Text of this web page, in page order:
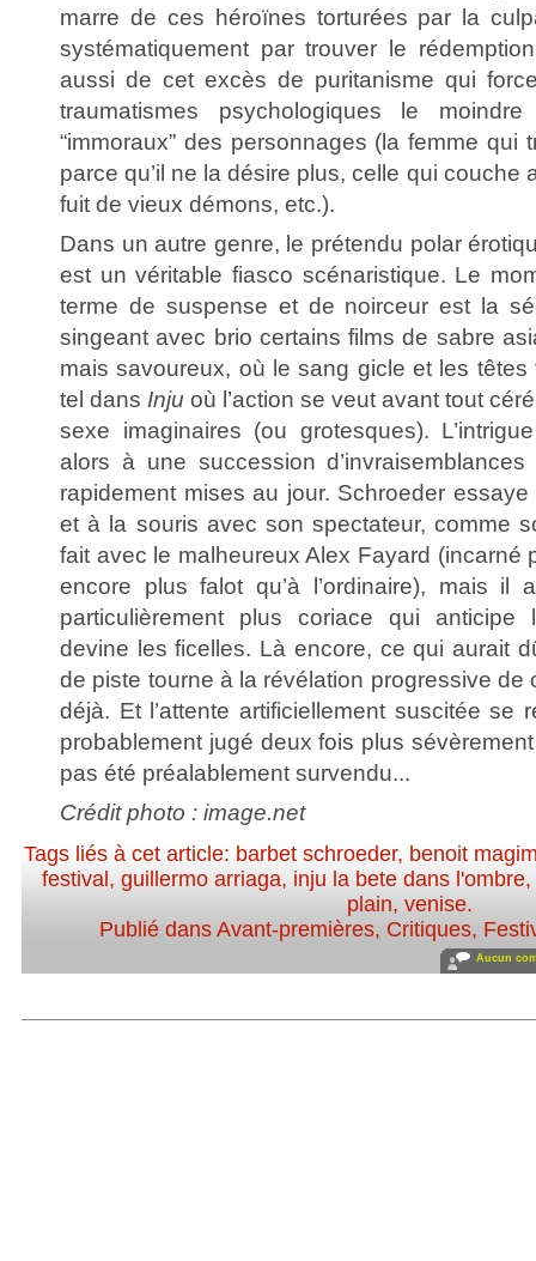
marre de ces héroïnes torturées par la
systématiquement par trouver le
aussi de cet excès de puritanisme qui
traumatismes psychologiques le
“immoraux” des personnages (la femme qui
parce qu’il ne la désire plus, celle qui couche
fuit de vieux démons, etc.).
Dans un autre genre, le prétendu polar
est un véritable fiasco scénaristique. Le
terme de suspense et de noirceur est la
singeant avec brio certains films de sabre
mais savoureux, où le sang gicle et les
tel dans Inju où l’action se veut avant tout
sexe imaginaires (ou grotesques).
alors à une succession
rapidement mises au jour. Schroeder
et à la souris avec son spectateur, comme
fait avec le malheureux Alex Fayard (incarné
encore plus falot qu’à l’ordinaire), mais il
particulièrement plus coriace qui anticipe
devine les ficelles. Là encore, ce qui aurait
de piste tourne à la révélation progressive de
déjà. Et l’attente artificiellement suscitée se
probablement jugé deux fois plus
pas été préalablement survendu...
Crédit photo : image.net
Tags liés à cet article: barbet schroeder, benoit
festival ,guillermo arriaga, inju la bete dans l'ombre
plain,venise.
Publié dansAvant-premières, Critiques,
Aucun